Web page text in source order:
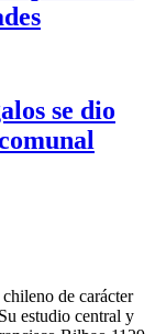
se dio
de carácter
estudio central y